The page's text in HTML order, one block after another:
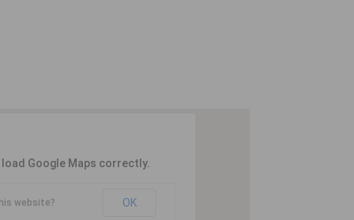
Google Maps correctly.
website? OK